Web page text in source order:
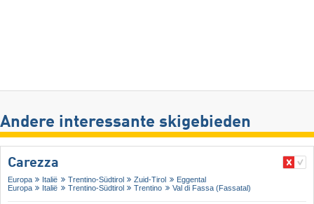
Andere interessante skigebieden
Carezza
Europa Italië Trentino-Südtirol Zuid-Tirol
Eggental
Europa
Italië Trentino-Südtirol Trentino Val di Fassa (Fassatal)